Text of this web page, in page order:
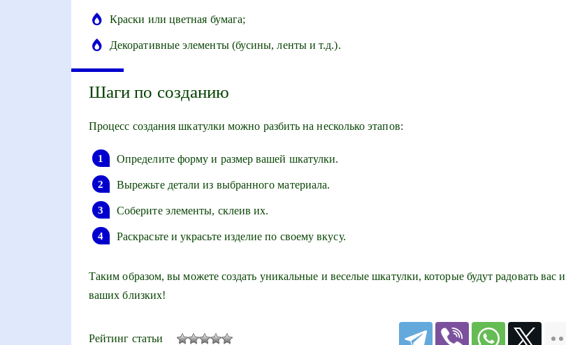
Краски или цветная бумага;
Декоративные элементы (бусины, ленты и т.д.).
Шаги по созданию
Процесс создания шкатулки можно разбить на несколько этапов:
Определите форму и размер вашей шкатулки.
Вырежьте детали из выбранного материала.
Соберите элементы, склеив их.
Раскрасьте и украсьте изделие по своему вкусу.
Таким образом, вы можете создать уникальные и веселые шкатулки, которые будут радовать вас и
ваших близких!
Рейтинг статьи